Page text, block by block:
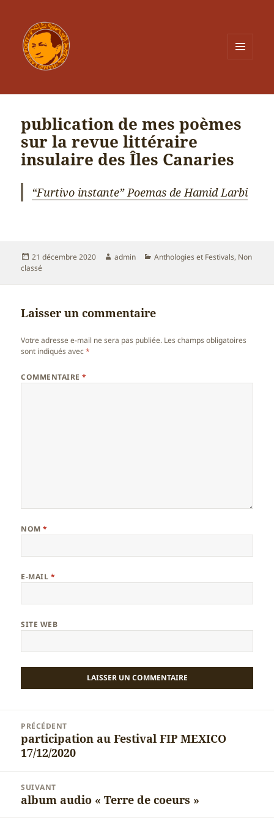
publication de mes poèmes
sur la revue littéraire
insulaire des Îles Canaries
“Furtivo instante” Poemas de Hamid Larbi
Publié
le
21 décembre 2020 Auteur
admin Catégories
Anthologies et Festivals, Non
classé
Laisser un commentaire
Votre adresse e-mail ne sera pas publiée. Les champs obligatoires
sont indiqués avec*
COMMENTAIRE*
NOM*
E-MAIL *
SITE WEB
l’article
PRÉCÉDENT
Article
précédent :
participation au Festival FIP MEXICO
17/12/2020
SUIVANT
Article
album audio « Terre de coeurs »